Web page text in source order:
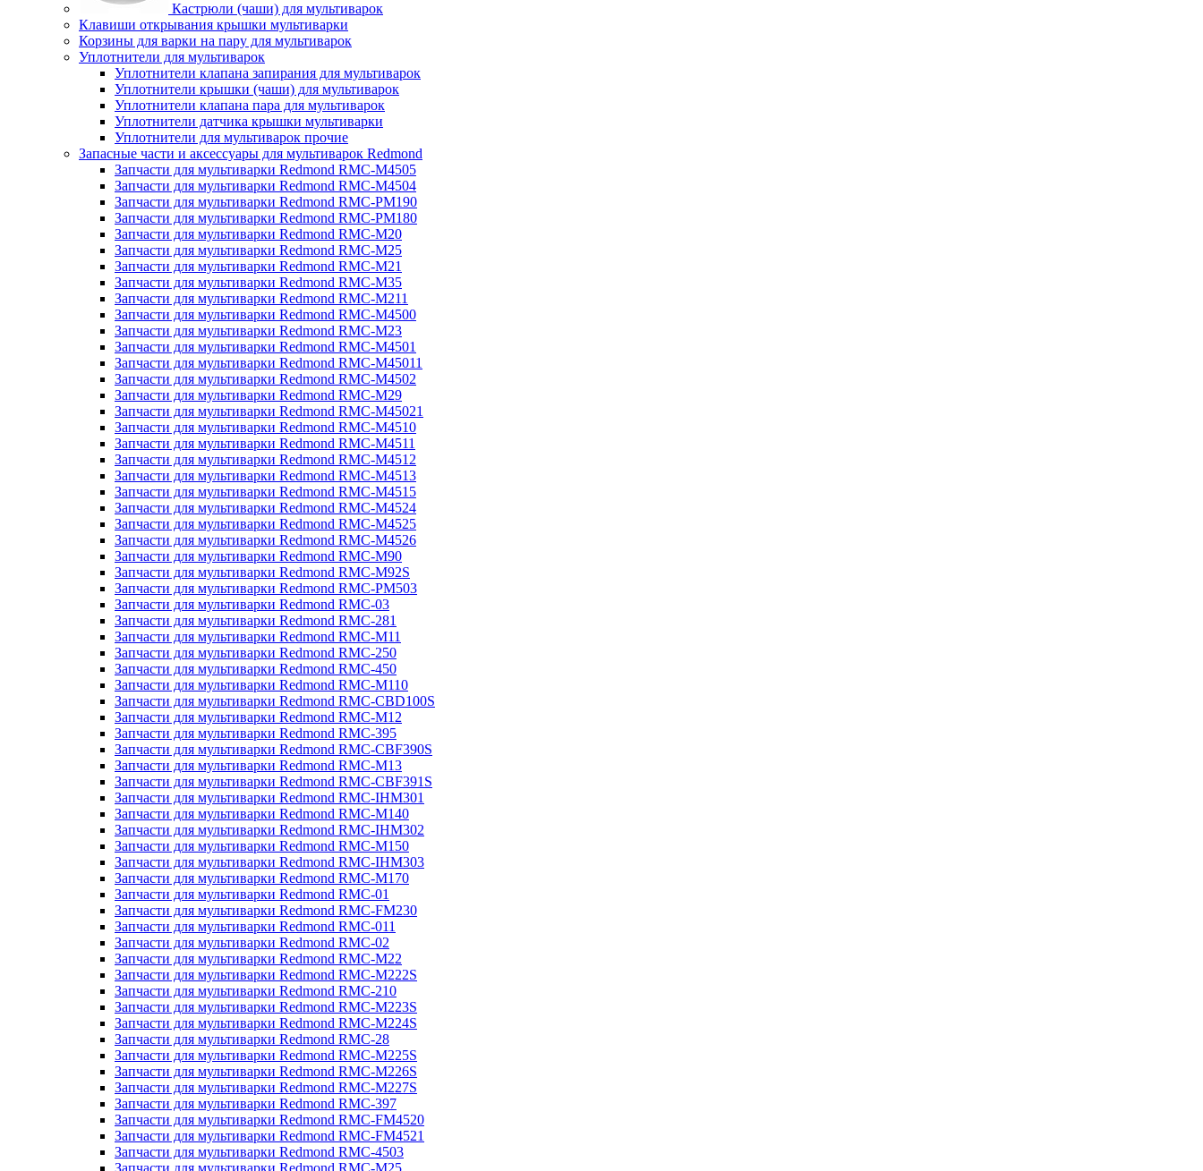
Кастрюли (чаши) для мультиварок
Клавиши открывания крышки мультиварки
Корзины для варки на пару для мультиварок
Уплотнители для мультиварок
Уплотнители клапана запирания для мультиварок
Уплотнители крышки (чаши) для мультиварок
Уплотнители клапана пара для мультиварок
Уплотнители датчика крышки мультиварки
Уплотнители для мультиварок прочие
Запасные части и аксессуары для мультиварок Redmond
Запчасти для мультиварки Redmond RMC-M4505
Запчасти для мультиварки Redmond RMC-M4504
Запчасти для мультиварки Redmond RMC-PM190
Запчасти для мультиварки Redmond RMC-PM180
Запчасти для мультиварки Redmond RMC-M20
Запчасти для мультиварки Redmond RMC-M25
Запчасти для мультиварки Redmond RMC-M21
Запчасти для мультиварки Redmond RMC-M35
Запчасти для мультиварки Redmond RMC-M211
Запчасти для мультиварки Redmond RMC-M4500
Запчасти для мультиварки Redmond RMC-M23
Запчасти для мультиварки Redmond RMC-M4501
Запчасти для мультиварки Redmond RMC-M45011
Запчасти для мультиварки Redmond RMC-M4502
Запчасти для мультиварки Redmond RMC-M29
Запчасти для мультиварки Redmond RMC-M45021
Запчасти для мультиварки Redmond RMC-M4510
Запчасти для мультиварки Redmond RMC-M4511
Запчасти для мультиварки Redmond RMC-M4512
Запчасти для мультиварки Redmond RMC-M4513
Запчасти для мультиварки Redmond RMC-M4515
Запчасти для мультиварки Redmond RMC-M4524
Запчасти для мультиварки Redmond RMC-M4525
Запчасти для мультиварки Redmond RMC-M4526
Запчасти для мультиварки Redmond RMC-M90
Запчасти для мультиварки Redmond RMC-M92S
Запчасти для мультиварки Redmond RMC-PM503
Запчасти для мультиварки Redmond RMC-03
Запчасти для мультиварки Redmond RMC-281
Запчасти для мультиварки Redmond RMC-M11
Запчасти для мультиварки Redmond RMC-250
Запчасти для мультиварки Redmond RMC-450
Запчасти для мультиварки Redmond RMC-M110
Запчасти для мультиварки Redmond RMC-CBD100S
Запчасти для мультиварки Redmond RMC-M12
Запчасти для мультиварки Redmond RMC-395
Запчасти для мультиварки Redmond RMC-CBF390S
Запчасти для мультиварки Redmond RMC-M13
Запчасти для мультиварки Redmond RMC-CBF391S
Запчасти для мультиварки Redmond RMC-IHM301
Запчасти для мультиварки Redmond RMC-M140
Запчасти для мультиварки Redmond RMC-IHM302
Запчасти для мультиварки Redmond RMC-M150
Запчасти для мультиварки Redmond RMC-IHM303
Запчасти для мультиварки Redmond RMC-M170
Запчасти для мультиварки Redmond RMC-01
Запчасти для мультиварки Redmond RMC-FM230
Запчасти для мультиварки Redmond RMC-011
Запчасти для мультиварки Redmond RMC-02
Запчасти для мультиварки Redmond RMC-M22
Запчасти для мультиварки Redmond RMC-M222S
Запчасти для мультиварки Redmond RMC-210
Запчасти для мультиварки Redmond RMC-M223S
Запчасти для мультиварки Redmond RMC-M224S
Запчасти для мультиварки Redmond RMC-28
Запчасти для мультиварки Redmond RMC-M225S
Запчасти для мультиварки Redmond RMC-M226S
Запчасти для мультиварки Redmond RMC-M227S
Запчасти для мультиварки Redmond RMC-397
Запчасти для мультиварки Redmond RMC-FM4520
Запчасти для мультиварки Redmond RMC-FM4521
Запчасти для мультиварки Redmond RMC-4503
Запчасти для мультиварки Redmond RMC-M25